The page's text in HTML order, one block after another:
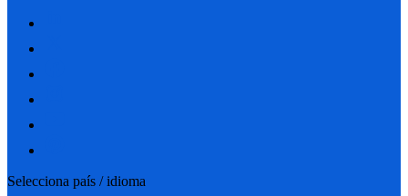
Selecciona país / idioma